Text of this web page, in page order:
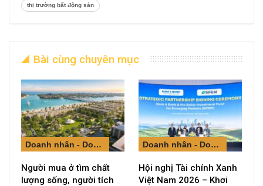
thị trường bất động sản
Bài cùng chuyên mục
Doanh nhân - Doanh nghiệp
Người mua ở tìm chất
lượng sống, người tích
Doanh nhân - Doanh nghiệp
Hội nghị Tài chính Xanh
Việt Nam 2026 – Khơi